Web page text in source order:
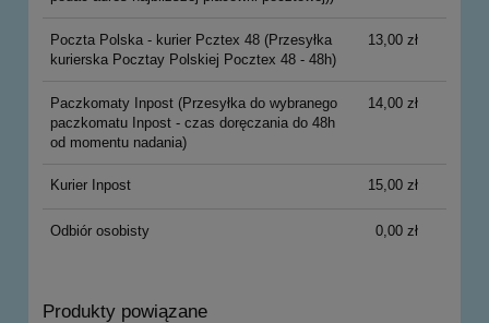
Poczta Polska - kurier Pcztex 48(Przesyłka
kurierska Pocztay Polskiej Pocztex 48 - 48h)
13,00 zł
Paczkomaty Inpost(Przesyłka do wybranego
paczkomatu Inpost - czas doręczania do 48h
od momentu nadania)
14,00 zł
Kurier Inpost 15,00 zł
Odbiór osobisty 0,00 zł
Produkty powiązane